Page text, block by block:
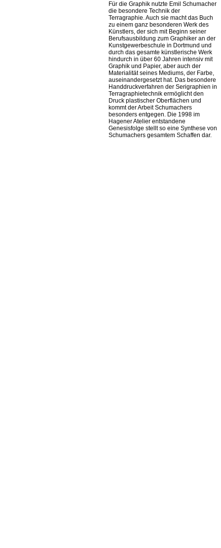
Für die Graphik nutzte Emil Schumacher
die besondere Technik der
Terragraphie. Auch sie macht das Buch
zu einem ganz besonderen Werk des
Künstlers, der sich mit Beginn seiner
Berufsausbildung zum Graphiker an der
Kunstgewerbeschule in Dortmund und
durch das gesamte künstlerische Werk
hindurch in über 60 Jahren intensiv mit
Graphik und Papier, aber auch der
Materialität seines Mediums, der Farbe,
auseinandergesetzt hat. Das besondere
Handdruckverfahren der Serigraphien in
Terragraphietechnik ermöglicht den
Druck plastischer Oberflächen und
kommt der Arbeit Schumachers
besonders entgegen. Die 1998 im
Hagener Atelier entstandene
Genesisfolge stellt so eine Synthese von
Schumachers gesamtem Schaffen dar.